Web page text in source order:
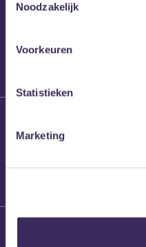
Noodzakelijk
Voorkeuren
Statistieken
Marketing